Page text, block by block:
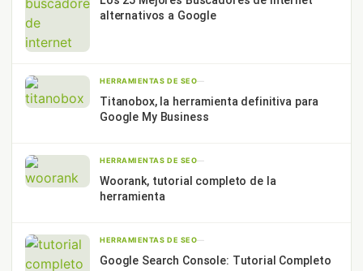
alternativos a Google
HERRAMIENTAS DE SEO—
Titanobox, la herramienta definitiva para
Google My Business
HERRAMIENTAS DE SEO—
Woorank, tutorial completo de la
herramienta
HERRAMIENTAS DE SEO—
Google Search Console: Tutorial Completo